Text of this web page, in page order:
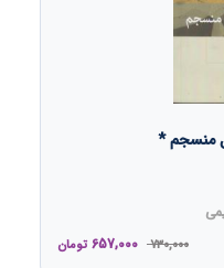
منسجم *
730,000
657,000 تومان